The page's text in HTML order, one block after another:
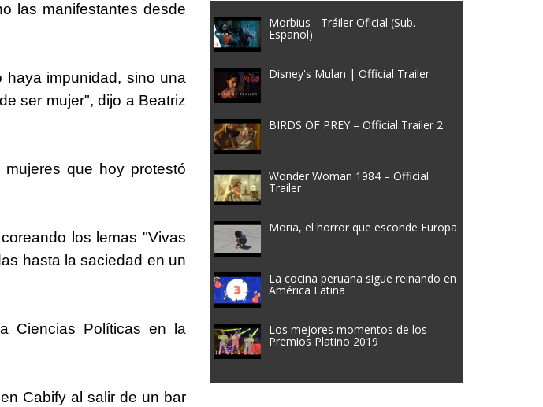
las manifestantes desde
impunidad, sino una
ser mujer", dijo a Beatriz
que hoy protestó
los lemas "Vivas
hasta la saciedad en un
Ciencias Políticas en la
Cabify al salir de un bar
Morbius - Tráiler Oficial (Sub.
Español)
Disney's Mulan | Official Trailer
BIRDS OF PREY – Official Trailer 2
Wonder Woman 1984 – Official
Trailer
Moria, el horror que esconde Europa
La cocina peruana sigue reinando en
América Latina
Los mejores momentos de los
Premios Platino 2019